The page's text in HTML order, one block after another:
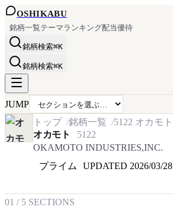
OSHIKABU
銘柄一覧テーマランキング配当優待
銘柄検索⌘K
銘柄検索⌘K
JUMP
トップ
銘柄一覧 5122 オカモト
オカモト
5122
OKAMOTO INDUSTRIES,INC.
プライム
UPDATED 2026/03/28
01 / 5 SECTIONS